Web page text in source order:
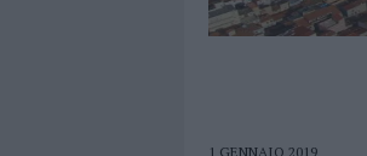
1 GENNAIO 2019